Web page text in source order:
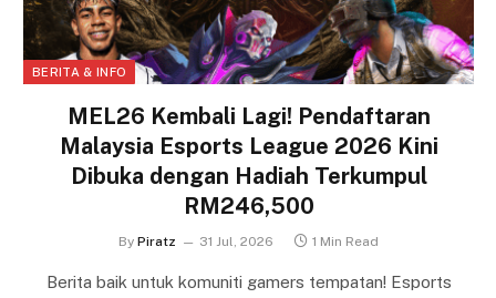
BERITA & INFO
MEL26 Kembali Lagi! Pendaftaran
Malaysia Esports League 2026 Kini
Dibuka dengan Hadiah Terkumpul
RM246,500
By Piratz 31 Jul, 2026 1 Min Read
Berita baik untuk komuniti gamers tempatan! Esports